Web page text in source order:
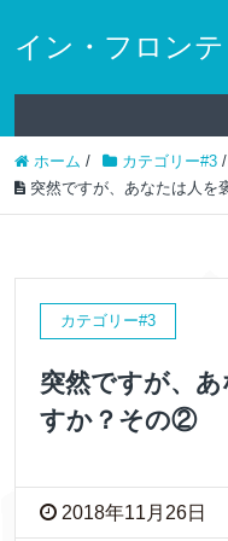
イン・フロン
ホーム / カテゴリー#3 /
突然ですが、あなたは人
カテゴリー#3
突然ですが、
すか？その②
2018年11月26日